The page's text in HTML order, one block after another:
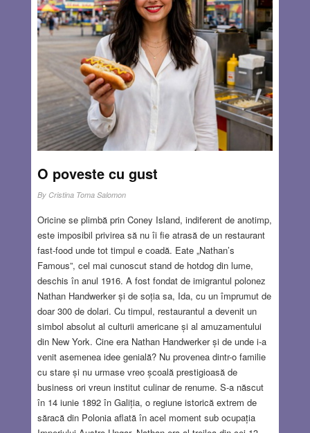
O poveste cu gust
By Cristina Toma Salomon
Oricine se plimbă prin Coney Island, indiferent de anotimp,
este imposibil privirea să nu îi fie atrasă de un restaurant
fast-food unde tot timpul e coadă. Eate „Nathan’s
Famous”, cel mai cunoscut stand de hotdog din lume,
deschis în anul 1916. A fost fondat de imigrantul polonez
Nathan Handwerker și de soția sa, Ida, cu un împrumut de
doar 300 de dolari. Cu timpul, restaurantul a devenit un
simbol absolut al culturii americane și al amuzamentului
din New York. Cine era Nathan Handwerker și de unde i-a
venit asemenea idee genială? Nu provenea dintr-o familie
cu stare și nu urmase vreo școală prestigioasă de
business ori vreun institut culinar de renume. S-a născut
în 14 iunie 1892 în Galiția, o regiune istorică extrem de
săracă din Polonia aflată în acel moment sub ocupația